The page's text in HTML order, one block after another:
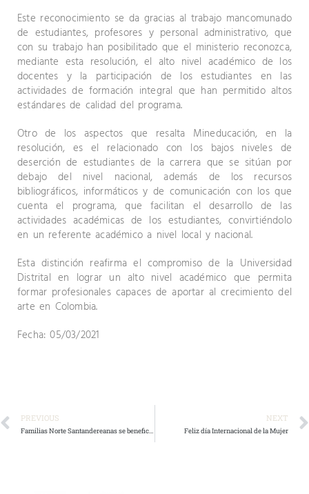
Este reconocimiento se da gracias al trabajo mancomunado
de estudiantes, profesores y personal administrativo, que
con su trabajo han posibilitado que el ministerio reconozca,
mediante esta resolución, el alto nivel académico de los
docentes y la participación de los estudiantes en las
actividades de formación integral que han permitido altos
estándares de calidad del programa.
Otro de los aspectos que resalta Mineducación, en la
resolución, es el relacionado con los bajos niveles de
deserción de estudiantes de la carrera que se sitúan por
debajo del nivel nacional, además de los recursos
bibliográficos, informáticos y de comunicación con los que
cuenta el programa, que facilitan el desarrollo de las
actividades académicas de los estudiantes, convirtiéndolo
en un referente académico a nivel local y nacional.
Esta distinción reafirma el compromiso de la Universidad
Distrital en lograr un alto nivel académico que permita
formar profesionales capaces de aportar al crecimiento del
arte en Colombia.
Fecha: 05/03/2021
PREVIOUS NEXT
Feliz día Internacional de la Mujer